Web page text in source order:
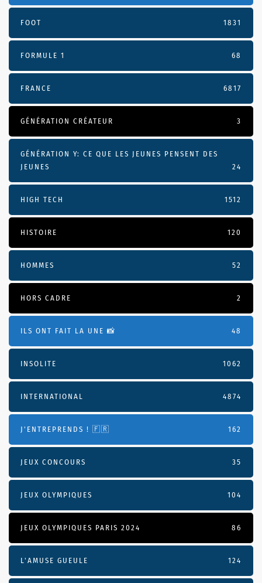
FOOT 1831
FORMULE 1 68
FRANCE 6817
GÉNÉRATION CRÉATEUR 3
GÉNÉRATION Y: CE QUE LES JEUNES PENSENT DES
JEUNES
24
HIGH TECH 1512
HISTOIRE 120
HOMMES 52
HORS CADRE 2
ILS ONT FAIT LA UNE 📸 48
INSOLITE 1062
INTERNATIONAL 4874
J'ENTREPRENDS ! 🇫🇷 162
JEUX CONCOURS 35
JEUX OLYMPIQUES 104
JEUX OLYMPIQUES PARIS 2024 86
L'AMUSE GUEULE 124